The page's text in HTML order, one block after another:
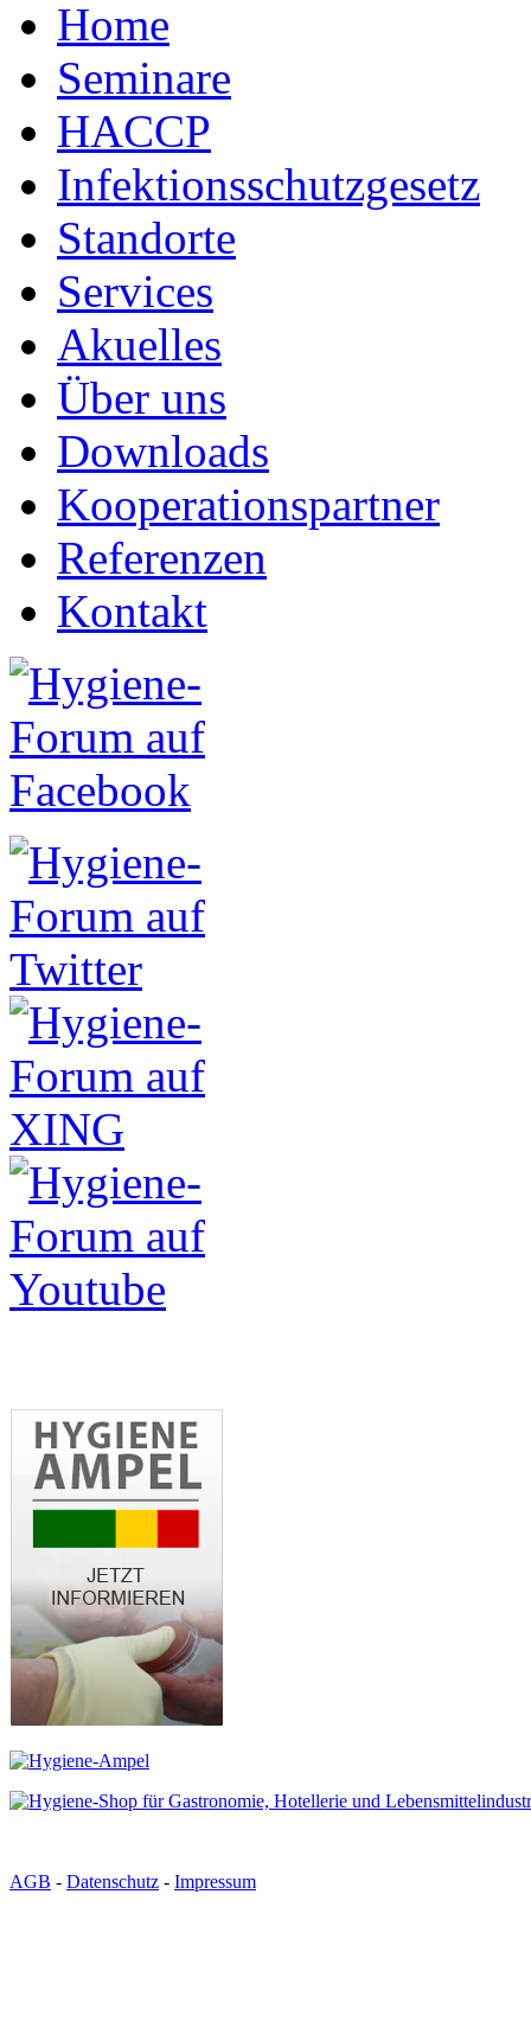
Home
Seminare
HACCP
Infektionsschutzgesetz
Standorte
Services
Akuelles
Über uns
Downloads
Kooperationspartner
Referenzen
Kontakt
AGB - Datenschutz - Impressum